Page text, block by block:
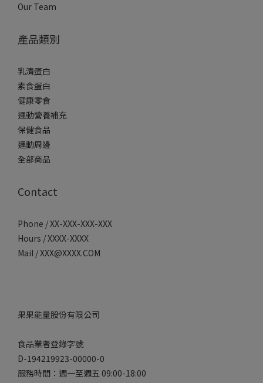
Our Team
產品類別
乳清蛋白
素食蛋白
健康零食
運動營養補充
保健食品
運動周邊
全部商品
Contact
Phone / XX-XXX-XXX-XXX
Hours / XXXX-XXXX
Mail / XXX@XXXX.COM
果果能量股份有限公司
食品業者登錄字號
D-194219923-00000-0
服務時間：週一至週五 09:00-18:00